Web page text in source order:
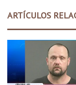
o
C
o
i
e
n
d
e
S
l
u
d
ARTÍCULOS